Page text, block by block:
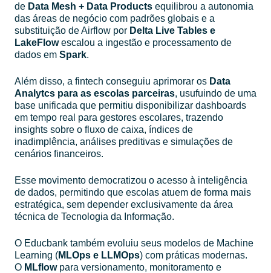
de Data Mesh + Data Products equilibrou a autonomia
das áreas de negócio com padrões globais e a
substituição de Airflow por Delta Live Tables e
LakeFlowescalou a ingestão e processamento de
dados em Spark.
Além disso, a fintech conseguiu aprimorar os Data
Analytcs para as escolas parceiras, usufuindo de uma
base unificada que permitiu disponibilizar dashboards
em tempo real para gestores escolares, trazendo
insights sobre o fluxo de caixa, índices de
inadimplência, análises preditivas e simulações de
cenários financeiros.
Esse movimento democratizou o acesso à inteligência
de dados, permitindo que escolas atuem de forma mais
estratégica, sem depender exclusivamente da área
técnica de Tecnologia da Informação.
O Educbank também evoluiu seus modelos de Machine
Learning (MLOps e LLMOps) com práticas modernas.
O MLflowpara versionamento, monitoramento e